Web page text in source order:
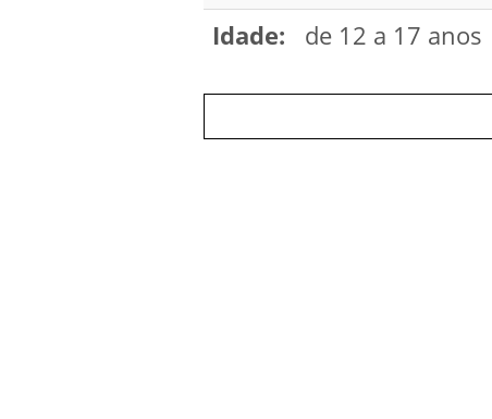
Idade: de 12 a 17 anos